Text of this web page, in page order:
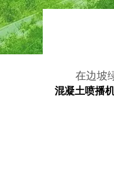
在边坡绿
混凝土喷播